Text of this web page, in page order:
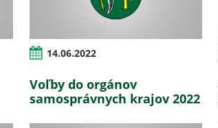
14.06.2022
Voľby do orgánov
samosprávnych krajov 2022